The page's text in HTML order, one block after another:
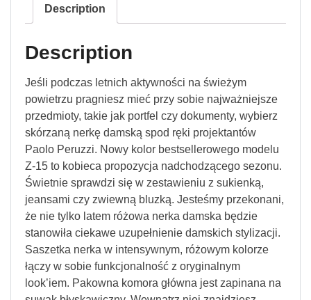
Description
Description
Jeśli podczas letnich aktywności na świeżym
powietrzu pragniesz mieć przy sobie najważniejsze
przedmioty, takie jak portfel czy dokumenty, wybierz
skórzaną nerkę damską spod ręki projektantów
Paolo Peruzzi. Nowy kolor bestsellerowego modelu
Z-15 to kobieca propozycja nadchodzącego sezonu.
Świetnie sprawdzi się w zestawieniu z sukienką,
jeansami czy zwiewną bluzką. Jesteśmy przekonani,
że nie tylko latem różowa nerka damska będzie
stanowiła ciekawe uzupełnienie damskich stylizacji.
Saszetka nerka w intensywnym, różowym kolorze
łączy w sobie funkcjonalność z oryginalnym
look’iem. Pakowna komora główna jest zapinana na